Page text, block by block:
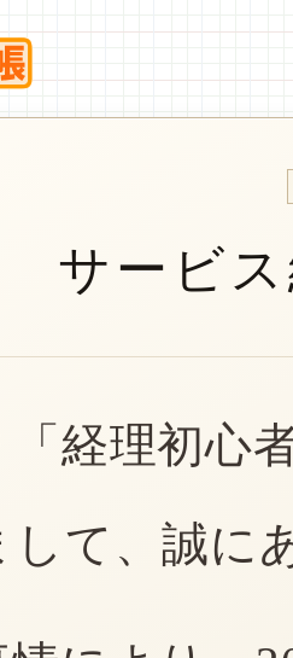
サービ
経理初心
して、誠に